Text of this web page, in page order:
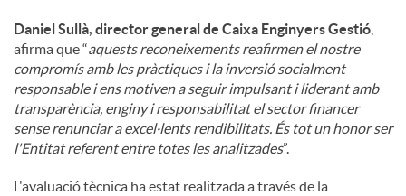
Daniel Sullà, director general de Caixa Enginyers Gestió
afirma que “aquests reconeixements reafirmen el nostre
compromís amb les pràctiques i la inversió socialment
responsable i ens motiven a seguir impulsant i liderant amb
transparència, enginy i responsabilitat el sector financer
sense renunciar a excel·lents rendibilitats. És tot un honor ser
l'Entitat referent entre totes les analitzades”.
L'avaluació tècnica ha estat realitzada a través de la